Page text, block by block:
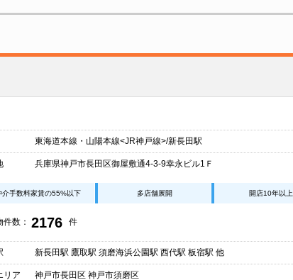
東海道本線・山陽本線<JR神戸線>/新長田駅
兵庫県神戸市長田区御屋敷通4-3-9幸永ビル1Ｆ
介手数料家賃の55%以下 多店舗展開 開店10年以上
件数： 2176 件
新長田駅 鷹取駅 須磨海浜公園駅 西代駅 板宿駅 他
リア 神戸市長田区 神戸市須磨区